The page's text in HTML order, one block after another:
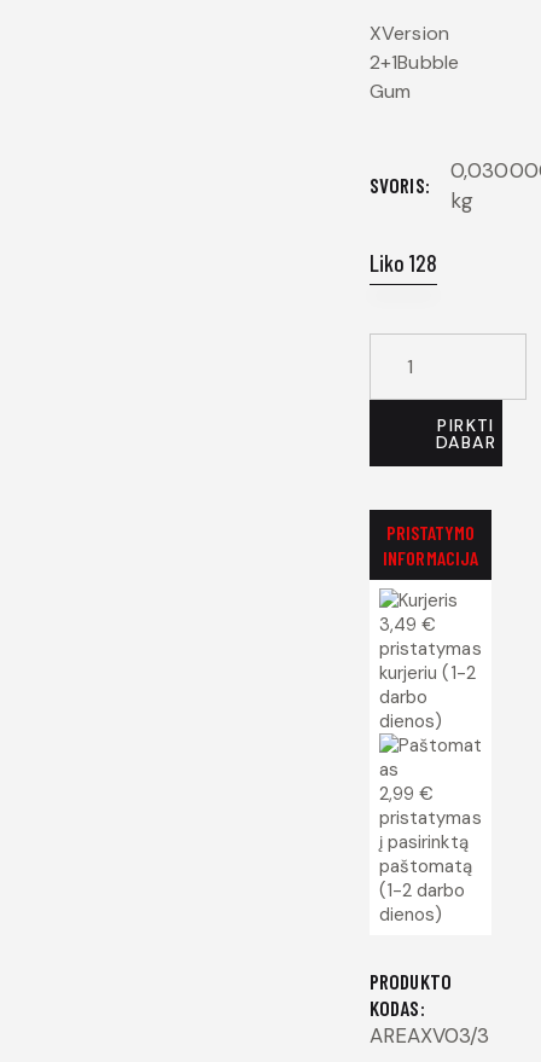
XVersion
2+1Bubble
Gum
SVORIS
kg
Liko 128
PIRKTI
DABAR
PRISTATYMO
INFORMACIJA
3,49 €
pristatymas
kurjeriu (1-2
darbo
dienos)
2,99 €
pristatymas
į pasirinktą
paštomatą
(1-2 darbo
dienos)
PRODUKTO
KODAS:
AREAXV03/3